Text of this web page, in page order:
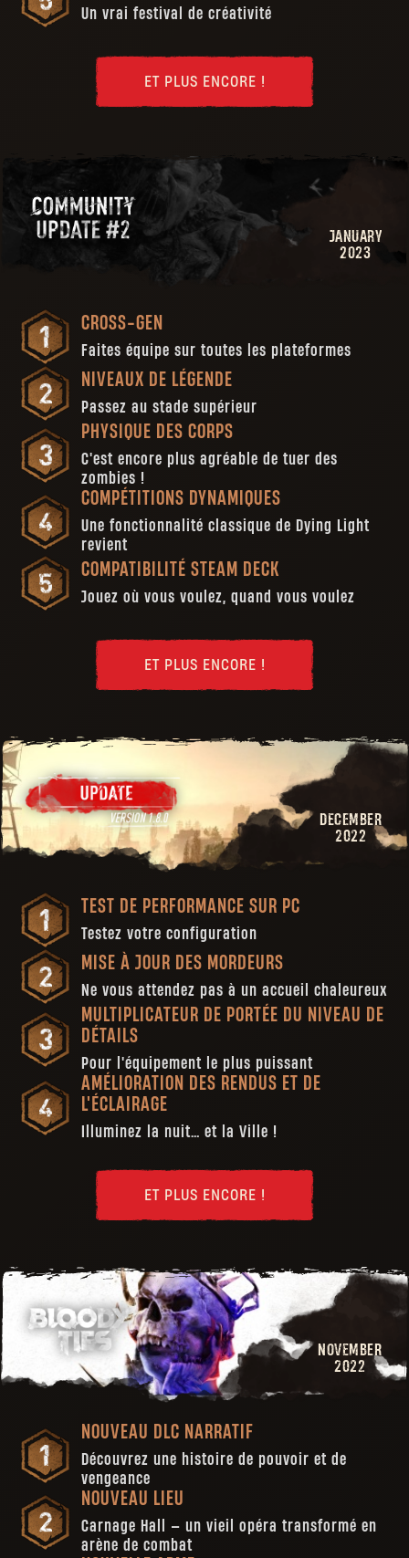
Un vrai festival de créativité
ET PLUS ENCORE !
JANUARY
2023
CROSS-GEN
Faites équipe sur toutes les plateformes
NIVEAUX DE LÉGENDE
Passez au stade supérieur
PHYSIQUE DES CORPS
C'est encore plus agréable de tuer des
zombies !
COMPÉTITIONS DYNAMIQUES
Une fonctionnalité classique de Dying Light
revient
COMPATIBILITÉ STEAM DECK
Jouez où vous voulez, quand vous voulez
ET PLUS ENCORE !
DECEMBER
2022
TEST DE PERFORMANCE SUR PC
Testez votre configuration
MISE À JOUR DES MORDEURS
Ne vous attendez pas à un accueil chaleureux
MULTIPLICATEUR DE PORTÉE DU NIVEAU DE
DÉTAILS
Pour l'équipement le plus puissant
AMÉLIORATION DES RENDUS ET DE
L'ÉCLAIRAGE
Illuminez la nuit… et la Ville !
ET PLUS ENCORE !
NOVEMBER
2022
NOUVEAU DLC NARRATIF
Découvrez une histoire de pouvoir et de
vengeance
NOUVEAU LIEU
Carnage Hall — un vieil opéra transformé en
arène de combat